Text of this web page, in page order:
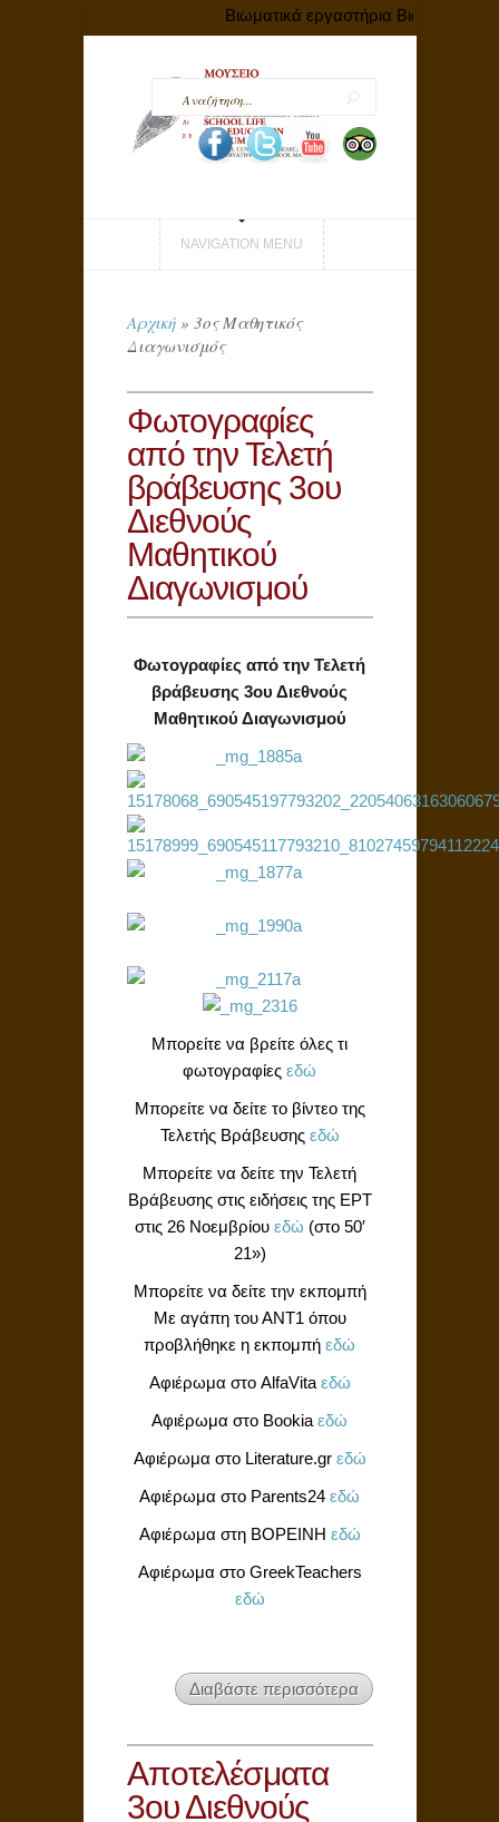
Βιωματικά εργαστήρια Βιωματικά
NAVIGATION MENU
Αρχική » 3ος Μαθητικός
Διαγωνισμός
Φωτογραφίες
από την Τελετή
βράβευσης 3ου
Διεθνούς
Μαθητικού
Διαγωνισμού
Φωτογραφίες από την Τελετή
βράβευσης 3ου Διεθνούς
Μαθητικού Διαγωνισμού
Μπορείτε να βρείτε όλες τι
φωτογραφίες εδώ
Μπορείτε να δείτε το βίντεο της
Τελετής Βράβευσης εδώ
Μπορείτε να δείτε την Τελετή
Βράβευσης στις ειδήσεις της ΕΡΤ
στις 26 Νοεμβρίου εδώ (στο 50′
21»)
Μπορείτε να δείτε την εκπομπή
Με αγάπη του ΑΝΤ1 όπου
προβλήθηκε η εκπομπή εδώ
Αφιέρωμα στο AlfaVita εδώ
Αφιέρωμα στο Bookia εδώ
Αφιέρωμα στο Literature.gr εδώ
Αφιέρωμα στο Parents24 εδώ
Αφιέρωμα στη ΒΟΡΕΙΝΗ εδώ
Αφιέρωμα στο GreekTeachers
εδώ
Διαβάστε περισσότερα
Αποτελέσματα
3ου Διεθνούς